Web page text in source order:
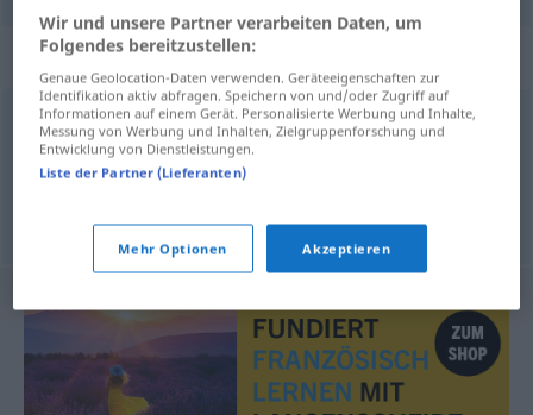
Synonyme für "Faktura"
Zinsrechnung,Rechnung,Faktur (veraltet),Abrechnung
Berechnung,Prozentrechnung
© OpenThesaurus.de
Wir und unsere Partner verarbeiten Daten, um
Folgendes bereitzustellen:
Genaue Geolocation-Daten verwenden. Geräteeigenschaften zur
Identifikation aktiv abfragen. Speichern von und/oder Zugriff auf
Informationen auf einem Gerät. Personalisierte Werbung und Inhalte,
Messung von Werbung und Inhalten, Zielgruppenforschung und
Entwicklung von Dienstleistungen.
Liste der Partner (Lieferanten)
Mehr Optionen Akzeptieren